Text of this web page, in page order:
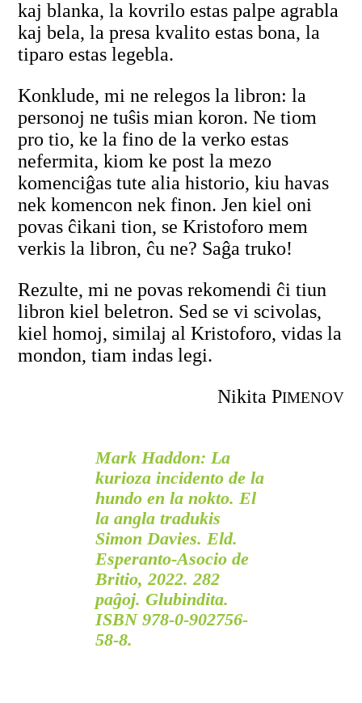
kaj blanka, la kovrilo estas palpe agrabla
kaj bela, la presa kvalito estas bona, la
tiparo estas legebla.
Konklude, mi ne relegos la libron: la
personoj ne tuŝis mian koron. Ne tiom
pro tio, ke la fino de la verko estas
nefermita, kiom ke post la mezo
komenciĝas tute alia historio, kiu havas
nek komencon nek finon. Jen kiel oni
povas ĉikani tion, se Kristoforo mem
verkis la libron, ĉu ne? Saĝa truko!
Rezulte, mi ne povas rekomendi ĉi tiun
libron kiel beletron. Sed se vi scivolas,
kiel homoj, similaj al Kristoforo, vidas la
mondon, tiam indas legi.
Nikita PIMENOV
Mark Haddon: La
kurioza incidento de la
hundo en la nokto. El
la angla tradukis
Simon Davies. Eld.
Esperanto-Asocio de
Britio, 2022. 282
paĝoj. Glubindita.
ISBN 978-0-902756-
58-8.